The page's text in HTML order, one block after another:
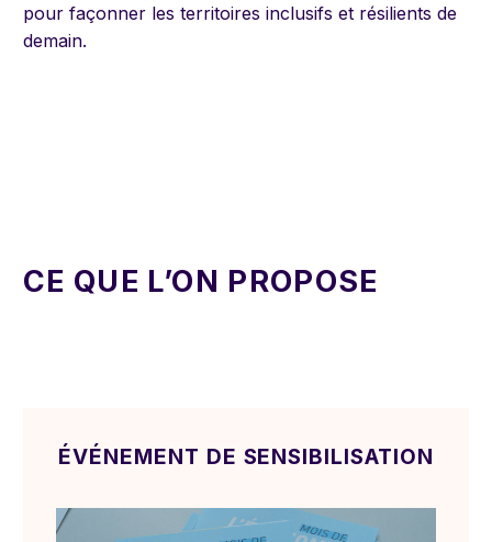
pour façonner les territoires inclusifs et résilients de
demain.
CE QUE L’ON PROPOSE
ÉVÉNEMENT DE SENSIBILISATION